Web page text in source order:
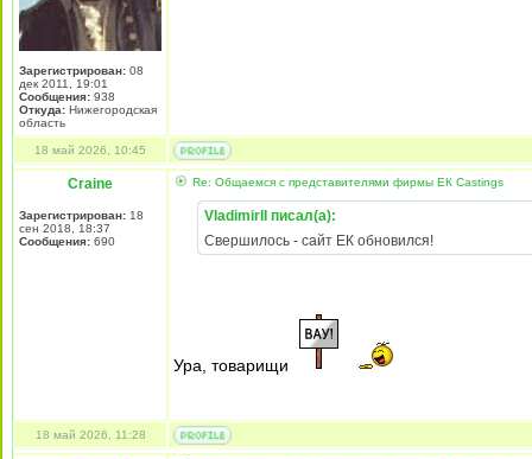
Зарегистрирован: 08
дек 2011, 19:01
Сообщения: 938
Откуда: Нижегородская
область
18 май 2026, 10:45
Craine
Зарегистрирован: 18
сен 2018, 18:37
Сообщения: 690
Re: Общаемся с представителями фирмы EК Castings
VladimirII писал(а):
Свершилось - сайт ЕК обновился!
Ура, товарищи
18 май 2026, 11:28